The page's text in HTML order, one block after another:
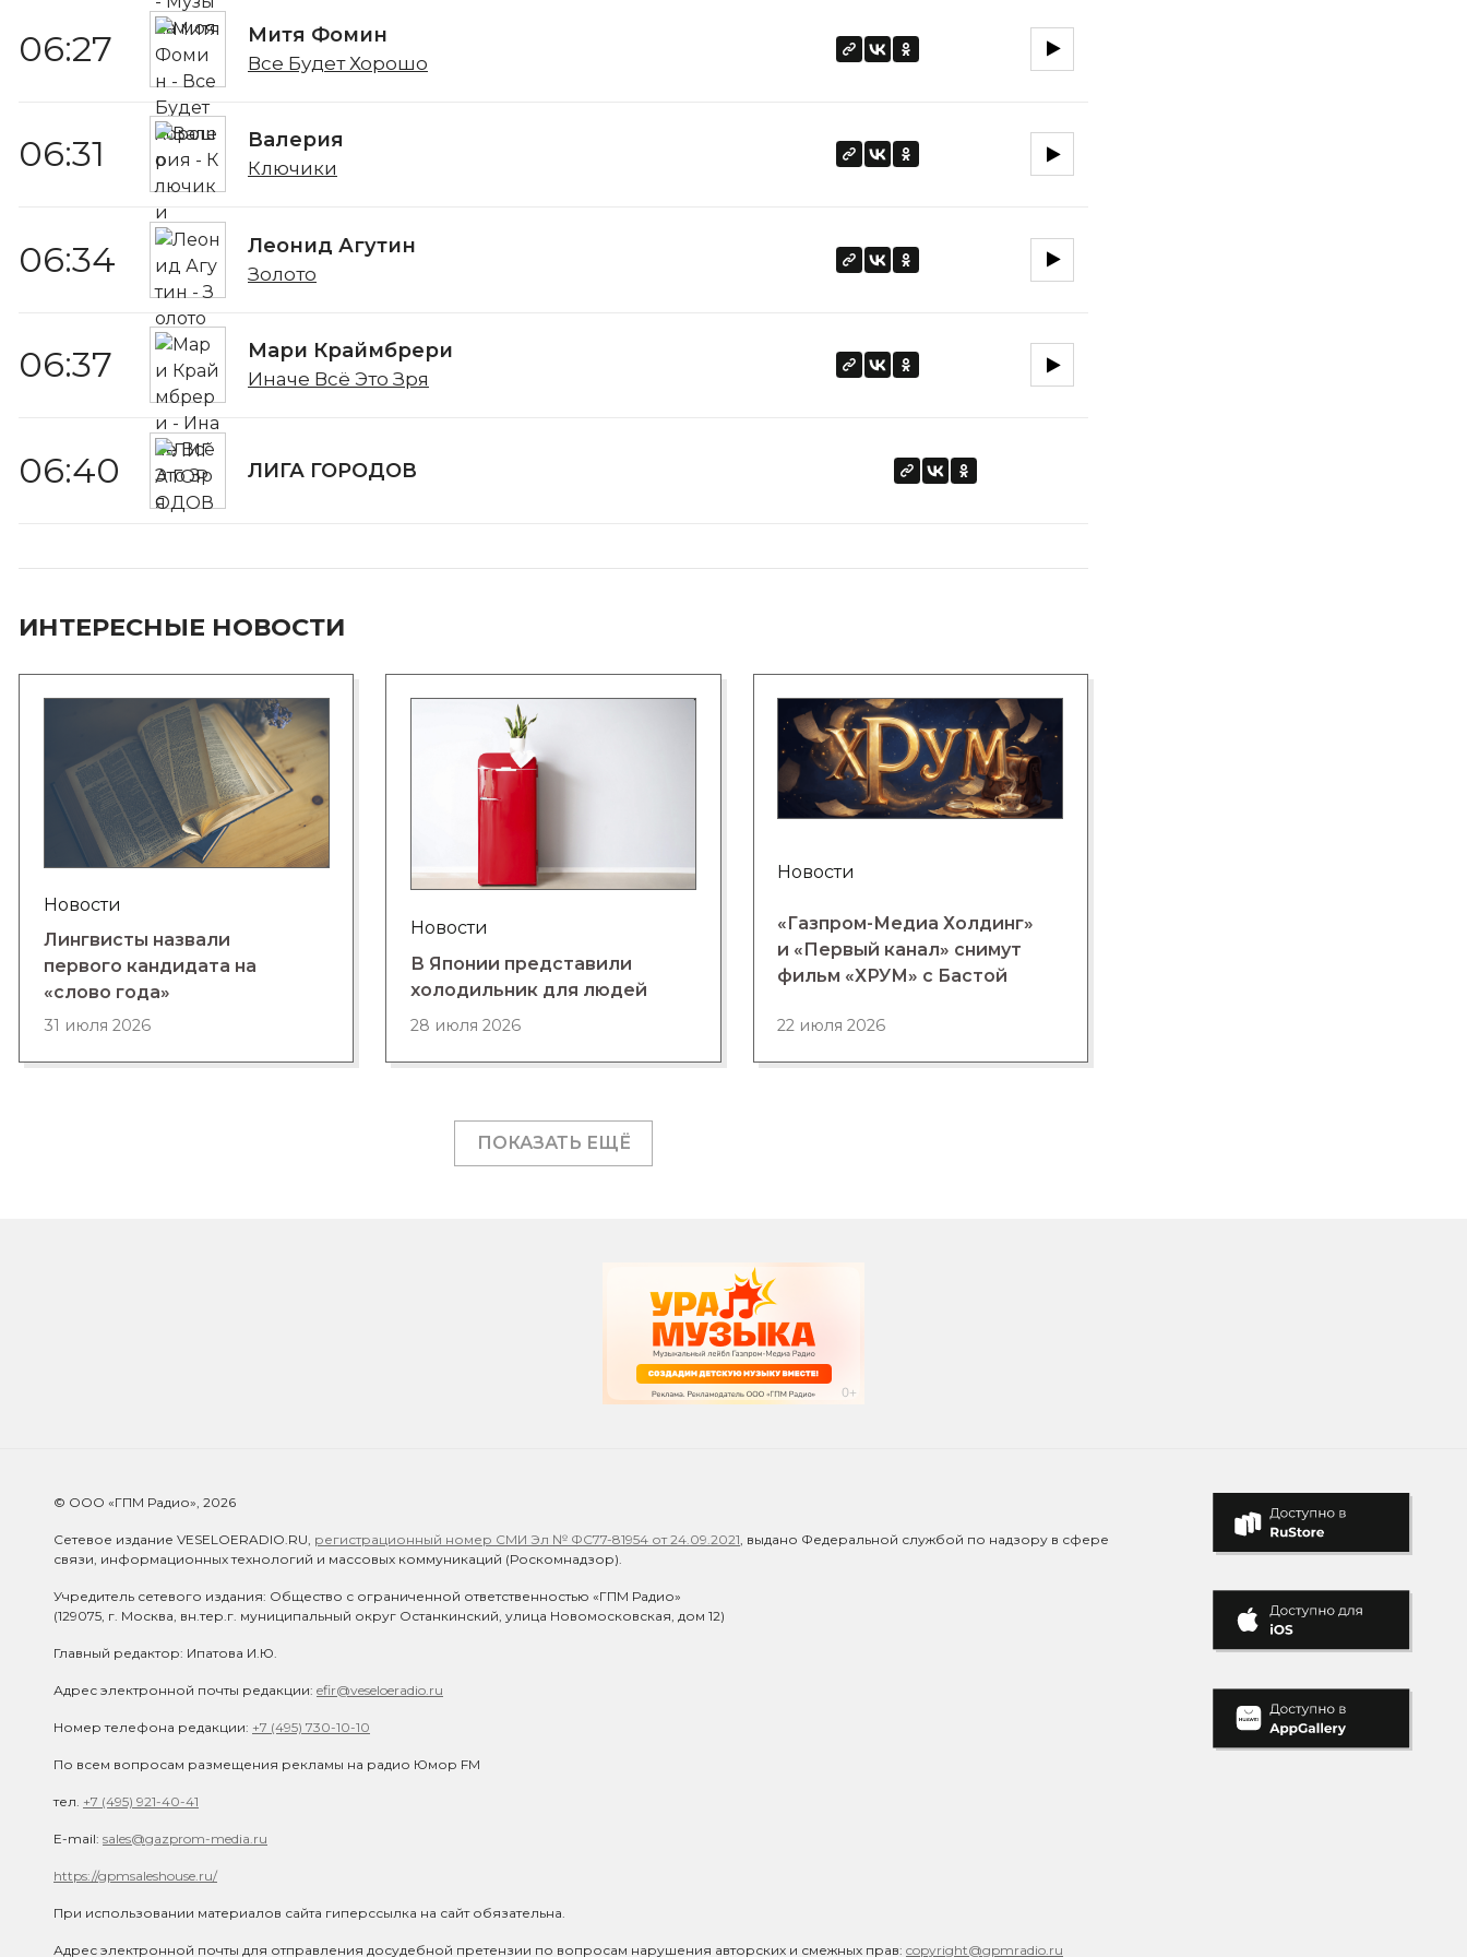
06:27 Митя Фомин
Все Будет Хорошо
06:31 Валерия
Ключики
06:34 Леонид Агутин
Золото
06:37 Мари Краймбрери
Иначе Всё Это Зря
06:40 ЛИГА ГОРОДОВ
ИНТЕРЕСНЫЕ НОВОСТИ
Новости
Лингвисты назвали
первого кандидата на
«слово года»
31 июля 2026
Новости
В Японии представили
холодильник для людей
28 июля 2026
Новости
«Газпром-Медиа Холдинг»
и «Первый канал» снимут
фильм «ХРУМ» с Бастой
22 июля 2026
ПОКАЗАТЬ ЕЩЁ
© ООО «ГПМ Радио», 2026
Сетевое издание VESELOERADIO.RU, регистрационный номер СМИ Эл № ФС77-81954 от 24.09.2021, выдано Федеральной службой по надзору в сфере
связи, информационных технологий и массовых коммуникаций (Роскомнадзор).
Учредитель сетевого издания: Общество с ограниченной ответственностью «ГПМ Радио»
(129075, г. Москва, вн.тер.г. муниципальный округ Останкинский, улица Новомосковская, дом 12)
Главный редактор: Ипатова И.Ю.
Адрес электронной почты редакции: efir@veseloeradio.ru
Номер телефона редакции: +7 (495) 730-10-10
По всем вопросам размещения рекламы на радио Юмор FM
тел. +7 (495) 921-40-41
E-mail: sales@gazprom-media.ru
https://gpmsaleshouse.ru/
При использовании материалов сайта гиперссылка на сайт обязательна.
Адрес электронной почты для отправления досудебной претензии по вопросам нарушения авторских и смежных прав: copyright@gpmradio.ru